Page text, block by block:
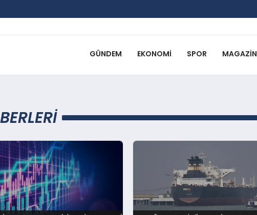
GÜNDEM EKONOMI SPOR MAGAZIN